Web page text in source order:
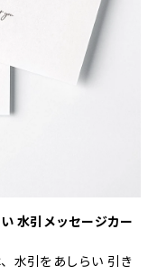
水引メッセージカー
水引をあしらい 引き